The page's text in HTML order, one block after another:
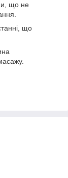
що не
що